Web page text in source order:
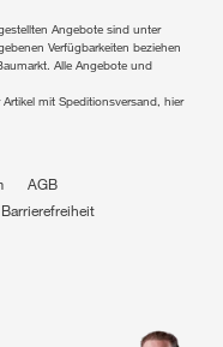
Angebote sind unter
Verfügbarkeiten beziehen
Alle Angebote und
mit Speditionsversand, hier
AGB
Barrierefreiheit